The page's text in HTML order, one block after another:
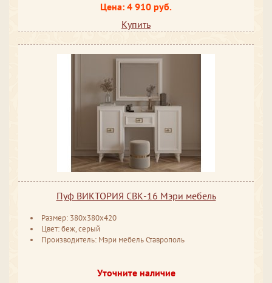
Цена: 4 910 руб.
Купить
Пуф ВИКТОРИЯ СВК-16 Мэри мебель
Размер: 380x380x420
Цвет: беж, серый
Производитель: Мэри мебель Ставрополь
Уточните наличие